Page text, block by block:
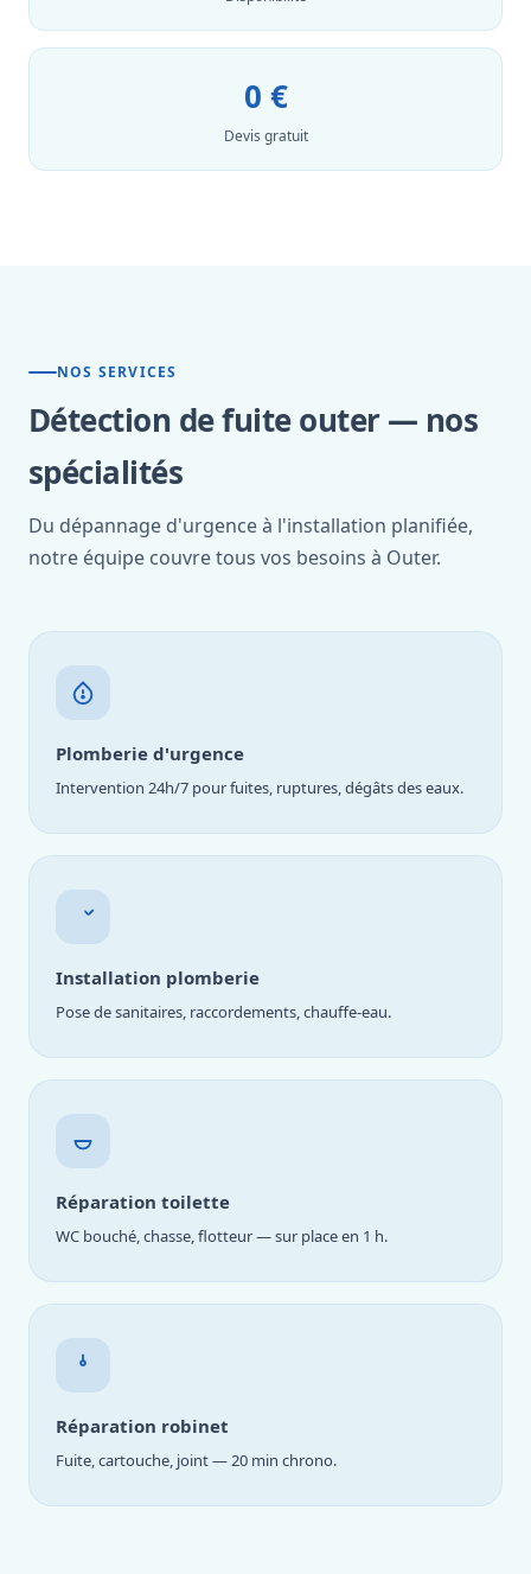
0 €
Devis gratuit
NOS SERVICES
Détection de fuite outer — nos
spécialités
Du dépannage d'urgence à l'installation planifiée,
notre équipe couvre tous vos besoins à Outer.
Plomberie d'urgence
Intervention 24h/7 pour fuites, ruptures, dégâts des eaux.
Installation plomberie
Pose de sanitaires, raccordements, chauffe-eau.
Réparation toilette
WC bouché, chasse, flotteur — sur place en 1 h.
Réparation robinet
Fuite, cartouche, joint — 20 min chrono.